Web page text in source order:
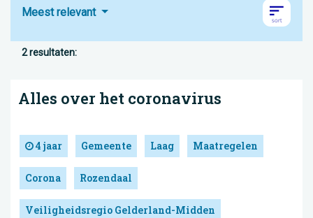
Meest relevant
2 resultaten:
Alles over het coronavirus
4 jaar Gemeente Laag Maatregelen
Corona Rozendaal
Veiligheidsregio Gelderland-Midden